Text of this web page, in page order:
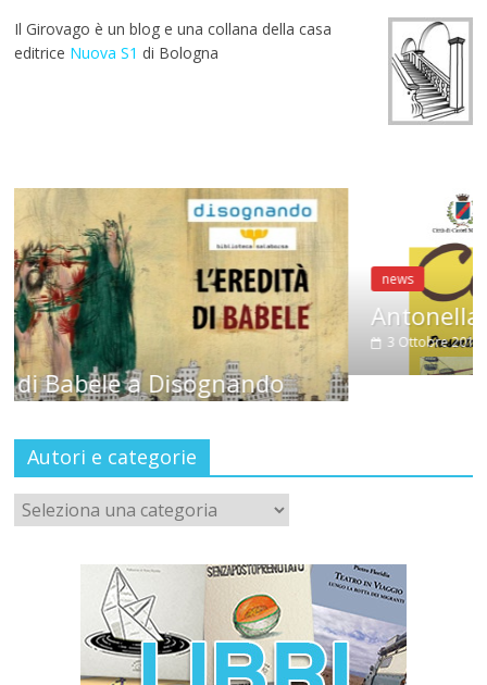
Il Girovago è un blog e una collana della casa
editrice Nuova S1 di Bologna
Antonella Selva a CondiMenti
3 Ottobre 2019